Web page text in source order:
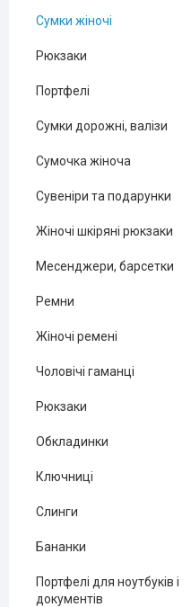
Сумки жіночі
Рюкзаки
Портфелі
Сумки дорожні, валізи
Сумочка жіноча
Сувеніри та подарунки
Жіночі шкіряні рюкзаки
Месенджери, барсетки
Ремни
Жіночі ремені
Чоловічі гаманці
Рюкзаки
Обкладинки
Ключниці
Слинги
Бананки
Портфелі для ноутбуків і
документів